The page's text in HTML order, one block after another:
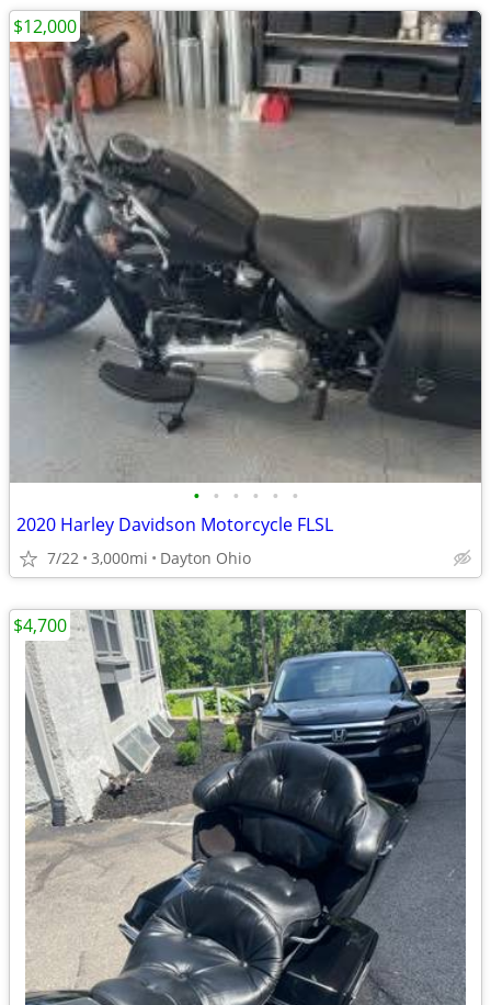
• • • • • •
2020 Harley Davidson Motorcycle FLSL
7/22 3,000mi Dayton Ohio
$12,000
$4,700